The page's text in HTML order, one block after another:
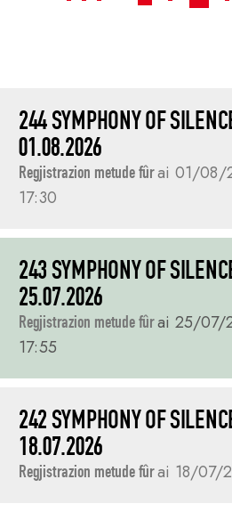
244 SYMPHONY OF
01.08.2026
Regjistrazion metude fûrai 01/08/
17:30
243 SYMPHONY OF
25.07.2026
Regjistrazion metude fûrai 25/07/
17:55
242 SYMPHONY OF
18.07.2026
Regjistrazion metude fûrai 18/07/